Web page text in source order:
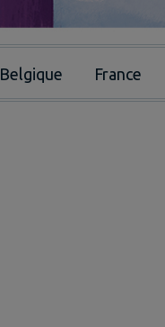
Belgique France